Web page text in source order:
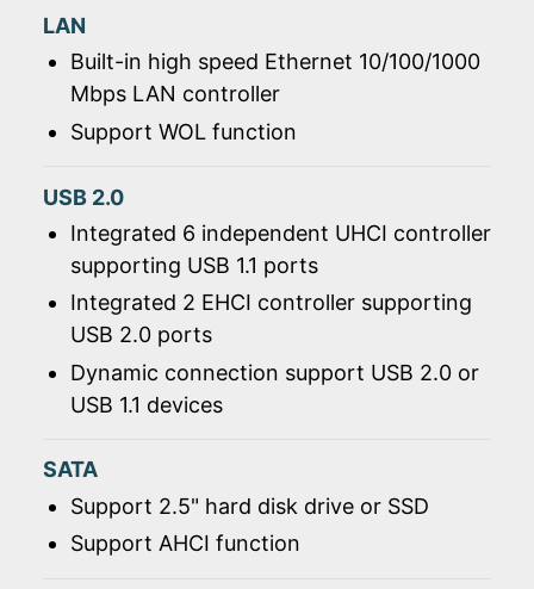
LAN
Built-in high speed Ethernet 10/100/1000
Mbps LAN controller
Support WOL function
USB 2.0
Integrated 6 independent UHCI controller
supporting USB 1.1 ports
Integrated 2 EHCI controller supporting
USB 2.0 ports
Dynamic connection support USB 2.0 or
USB 1.1 devices
SATA
Support 2.5" hard disk drive or SSD
Support AHCI function